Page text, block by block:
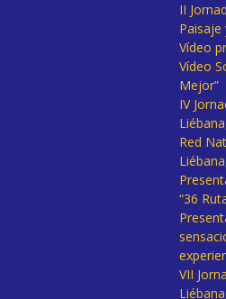
II
Paisaje
Vídeo
Vídeo
Mejor”
IV
Red
“36
VII